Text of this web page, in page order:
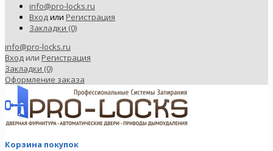
info@pro-locks.ru
Входили Регистрация
Закладки (0)
info@pro-locks.ru
Вход или Регистрация
Закладки (0)
Оформление заказа
Корзина покупок